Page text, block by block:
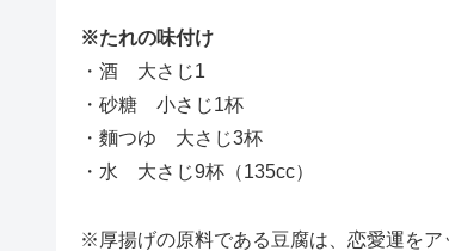
※たれの味付け
・酒 大さじ1
・砂糖 小さじ1杯
・麵つゆ 大さじ3杯
・水 大さじ9杯（135cc）
※厚揚げの原料である豆腐は、恋愛運を